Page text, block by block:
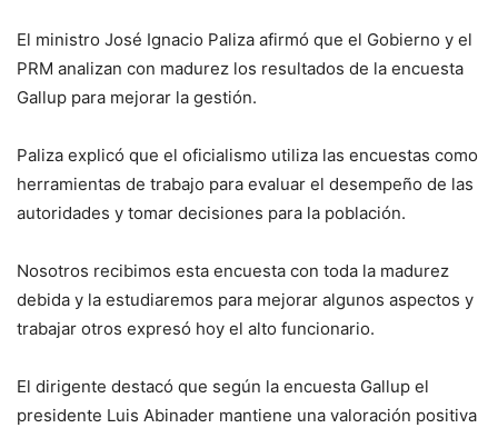
El ministro José Ignacio Paliza afirmó que el Gobierno y el
PRM analizan con madurez los resultados de la encuesta
Gallup para mejorar la gestión.
Paliza explicó que el oficialismo utiliza las encuestas como
herramientas de trabajo para evaluar el desempeño de las
autoridades y tomar decisiones para la población.
Nosotros recibimos esta encuesta con toda la madurez
debida y la estudiaremos para mejorar algunos aspectos y
trabajar otros expresó hoy el alto funcionario.
El dirigente destacó que según la encuesta Gallup el
presidente Luis Abinader mantiene una valoración positiva